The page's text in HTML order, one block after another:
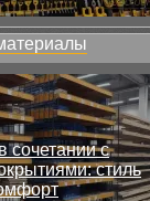
сочетании с
стиль